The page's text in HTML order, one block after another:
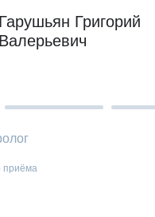
Гарушьян Григорий
Валерьевич
приёма